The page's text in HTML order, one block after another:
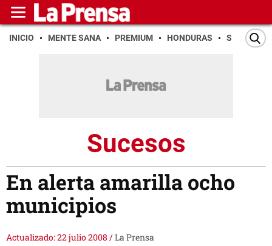
INICIO MENTE SANA PREMIUM HONDURAS SAN PEDRO
Sucesos
En alerta amarilla ocho
municipios
Actualizado: 22 julio 2008 /La Prensa